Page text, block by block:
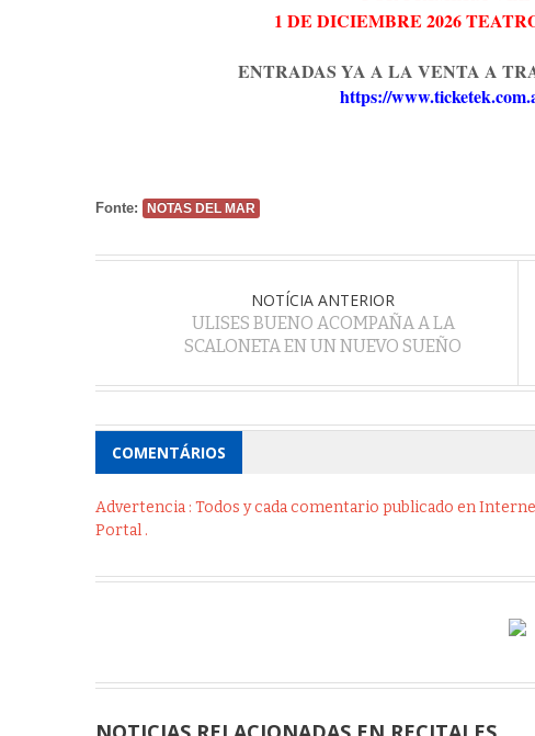
1 DE DICIEMBRE 2026
ENTRADAS YA A LA VENTA A
https://
Fonte: NOTAS DEL MAR
NOTÍCIA ANTERIOR
ULISES BUENO ACOMPAÑA A LA
SCALONETA EN UN NUEVO SUEÑO
COMENTÁRIOS
Advertencia : Todos y cada comentario publicado en
Portal .